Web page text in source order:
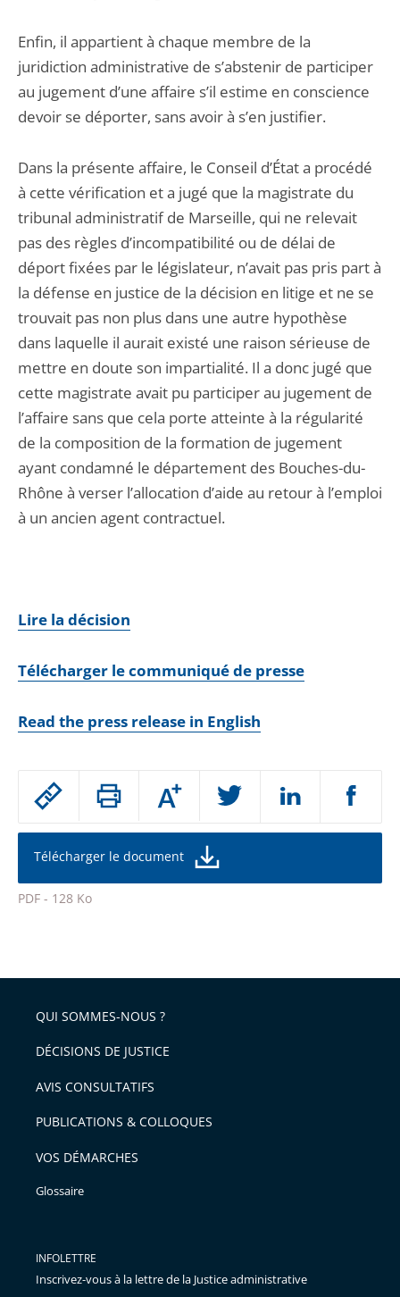
Passer
partage
de
l'article
pour
Augmenter
ou
la
de
police
Télécharger le document
PDF - 128 Ko
l'article
pour
avant
Enfin, il appartient à chaque membre de la
juridiction administrative de s’abstenir de participer
au jugement d’une affaire s’il estime en conscience
devoir se déporter, sans avoir à s’en justifier.
Dans la présente affaire, le Conseil d’État a procédé
à cette vérification et a jugé que la magistrate du
tribunal administratif de Marseille, qui ne relevait
pas des règles d’incompatibilité ou de délai de
déport fixées par le législateur, n’avait pas pris part à
la défense en justice de la décision en litige et ne se
trouvait pas non plus dans une autre hypothèse
dans laquelle il aurait existé une raison sérieuse de
mettre en doute son impartialité. Il a donc jugé que
cette magistrate avait pu participer au jugement de
l’affaire sans que cela porte atteinte à la régularité
de la composition de la formation de jugement
ayant condamné le département des Bouches-du-
Rhône à verser l’allocation d’aide au retour à l’emploi
à un ancien agent contractuel.
Lire la décision
Télécharger le communiqué de presse
Read the press release in English
QUI SOMMES-NOUS ?
DÉCISIONS DE JUSTICE
AVIS CONSULTATIFS
PUBLICATIONS & COLLOQUES
VOS DÉMARCHES
Glossaire
INFOLETTRE
Inscrivez-vous à la lettre de la Justice administrative